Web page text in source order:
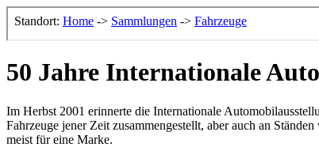
50 Jahre Internationale
Im Herbst 2001 erinnerte die Internationale
Fahrzeuge jener Zeit zusammengestellt, aber auch an
meist für eine Marke.